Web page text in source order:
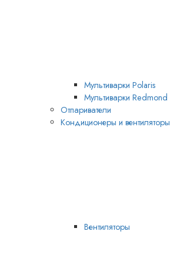
Мультиварки Polaris
Мультиварки Redmond
Отпариватели
Кондиционеры и вентиляторы
Вентиляторы